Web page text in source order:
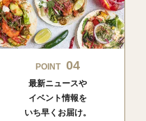
POINT 04
最新ニュースや
イベント情報を
いち早くお届け。